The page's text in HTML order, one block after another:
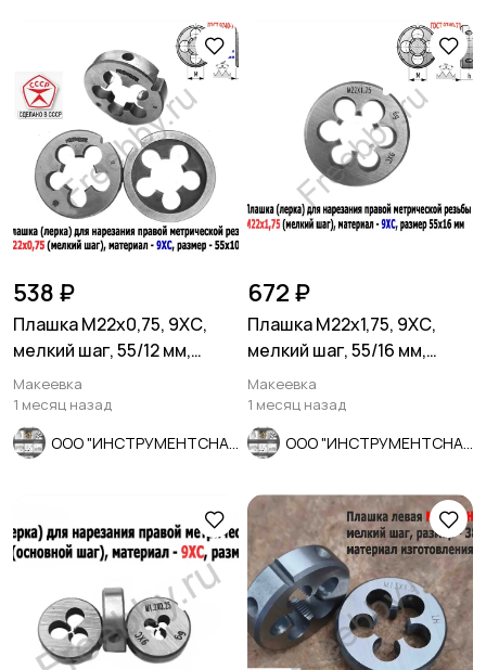
538 ₽
Плашка М22х0,75, 9ХС,
мелкий шаг, 55/12 мм,
ГОСТ 7740-71, СССР.
Макеевка
1 месяц назад
672 ₽
Плашка М22х1,75, 9ХС,
мелкий шаг, 55/16 мм,
ГОСТ 7740-71
Макеевка
1 месяц назад